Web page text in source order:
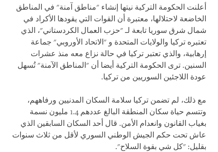
أعلنت الحكومة التركية نيتها إنشاء "مناطق آمنة" في المناطق
الخاضعة لاحتلالها، معتبرة أن القوات التي يقودها الأكراد في
شمال شرق سوريا تابعة لـ "حزب العمال الكردستاني"، الذي
تعتبره تركيا والولايات المتحدة و "الاتحاد الأوروبي" جماعة
إرهابية، والذي تعتبر تركيا في حالة نزاع معه منذ عشرات
السنين. ترى الحكومة التركية أيضا أن "المناطق الآمنة" تُسهل
عودة اللاجئين السوريين من تركيا.
مع ذلك، لم تضمن تركيا سلامة السكان المدنيين ورفاههم،
وتتسم حياة سكان المنطقة البالغ عددهم 1.4 مليون نسمة
بغياب القانون وانعدام الأمن. قال أحد السكان السابقين الذي
عاش تحت حكم الجيش الوطني السوري لأقل من ثلاث سنوات
بقليل: "كل شي بقوة السلاح".